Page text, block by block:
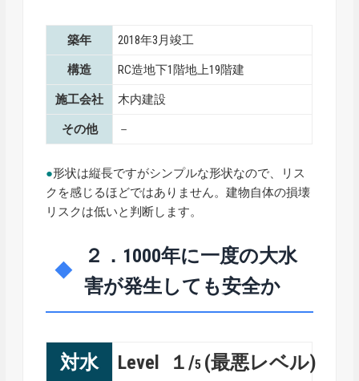
築年 2018年3月竣工
構造 RC造地下1階地上19階建
施工会社 木内建設
その他 －
●形状は縦長ですがシンプルな形状なので、リス
クを感じるほどではありません。建物自体の損壊
リスクは低いと判断します。
２．1000年に一度の大水
害が発生しても安全か
対水
Level １/5 (最悪レベル)